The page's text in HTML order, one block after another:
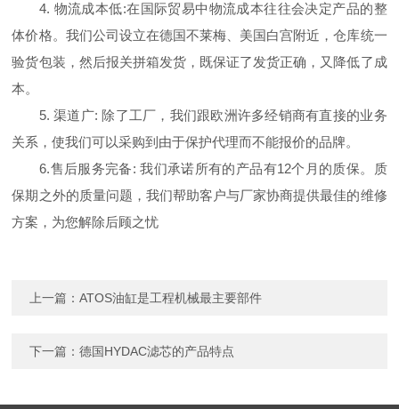
4. 物流成本低:在国际贸易中物流成本往往会决定产品的整
体价格。我们公司设立在德国不莱梅、美国白宫附近，仓库统一
验货包装，然后报关拼箱发货，既保证了发货正确，又降低了成
本。
5. 渠道广: 除了工厂，我们跟欧洲许多经销商有直接的业务
关系，使我们可以采购到由于保护代理而不能报价的品牌。
6.售后服务完备: 我们承诺所有的产品有12个月的质保。质
保期之外的质量问题，我们帮助客户与厂家协商提供最佳的维修
方案，为您解除后顾之忧
上一篇：ATOS油缸是工程机械最主要部件
下一篇：德国HYDAC滤芯的产品特点